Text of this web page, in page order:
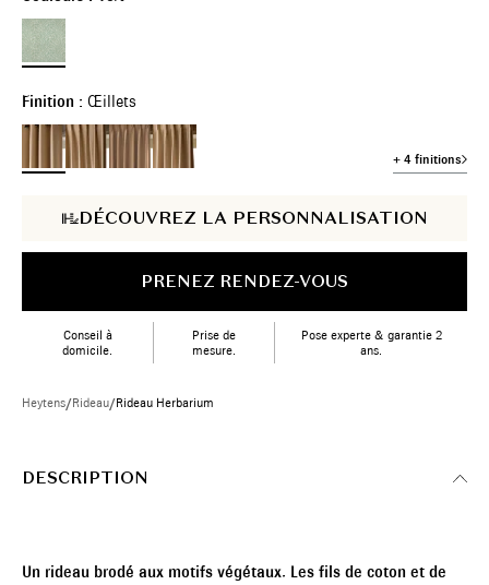
Finition : Œillets
+ 4 finitions
DÉCOUVREZ LA PERSONNALISATION
PRENEZ RENDEZ-VOUS
Conseil à
domicile.
Prise de
mesure.
Pose experte & garantie 2
ans.
Heytens/Rideau/Rideau Herbarium
DESCRIPTION
Un rideau brodé aux motifs végétaux. Les fils de coton et de